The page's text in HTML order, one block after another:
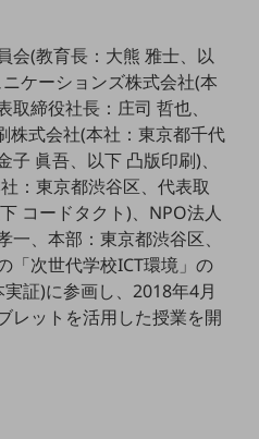
会(教育長：大熊 雅士、以
ケーションズ株式会社(本
締役社長：庄司 哲也、
株式会社(本社：東京都千代
眞吾、以下 凸版印刷)、
：東京都渋谷区、代表取
コードタクト)、NPO法人
、本部：東京都渋谷区、
「次世代学校ICT環境」の
証)に参画し、2018年4月
レットを活用した授業を開